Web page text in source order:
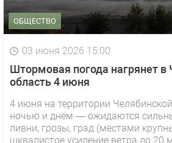
ОБЩЕСТВО
03 июня 2026 15:00
Штормовая погода нагрянет в
область 4 июня
4 июня на территории
ночью и днём — ожидаются
ливни, грозы, град (местами
шквалистое усиление ветра до 20